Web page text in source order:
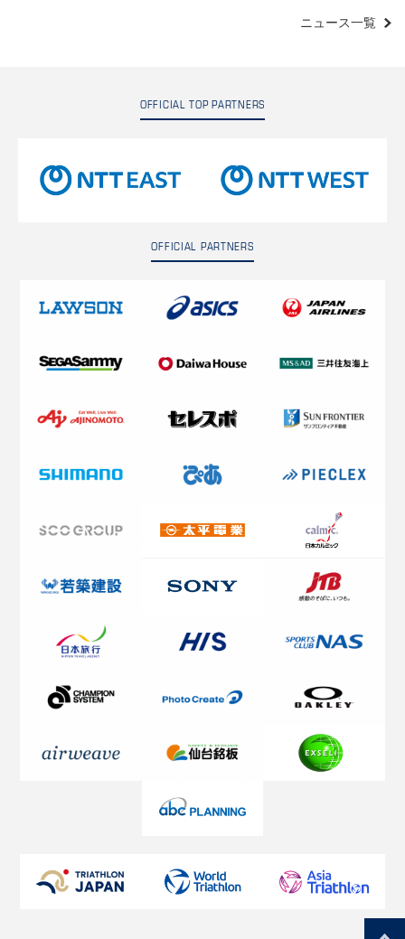
ニュース一覧
OFFICIAL TOP PARTNERS
OFFICIAL PARTNERS